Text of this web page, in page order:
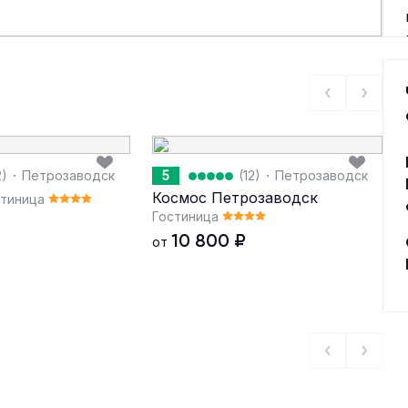
· Петрозаводск 5 (12) · Петрозаводск
Космос Петрозаводск
Гостиница
от 10 800 ₽